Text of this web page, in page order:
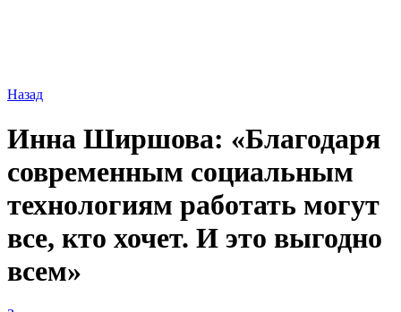
Назад
Инна Ширшова: «Благодаря
современным социальным
технологиям работать могут
все, кто хочет. И это выгодно
всем»